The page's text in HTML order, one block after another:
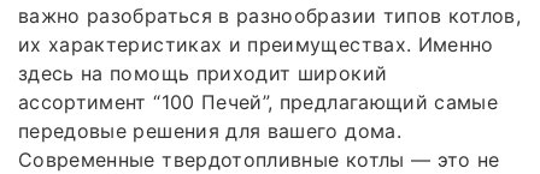
важно разобраться в разнообразии типов котлов,
их характеристиках и преимуществах. Именно
здесь на помощь приходит широкий
ассортимент “100 Печей”, предлагающий самые
передовые решения для вашего дома.
Современные твердотопливные котлы — это не